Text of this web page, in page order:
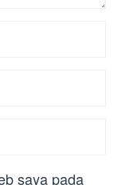
saya pada